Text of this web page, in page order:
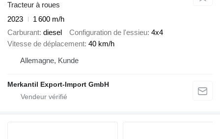
Tracteur à roues
2023
1 600 m/h
Carburant diesel Configuration de l'essieu 4x4
Vitesse de déplacement 40 km/h
Allemagne, Kunde
Merkantil Export-Import GmbH